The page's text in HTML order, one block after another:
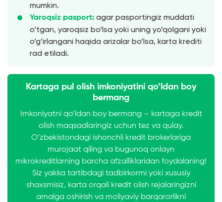
mumkin.
Yaroqsiz pasport: agar pasportingiz muddati
o‘tgan, yaroqsiz bo‘lsa yoki uning yo‘qolgani yoki
o‘g‘irlangani haqida arizalar bo‘lsa, karta krediti
rad etiladi.
Kartaga pul olish imkoniyatini qo‘ldan boy
bermang
Imkoniyatni qo‘ldan boy bermang – kartaga kredit
olish maqsadlaringiz uchun tez va qulay.
O‘zbekistondagi ishonchli kredit brokerlariga
murojaat qiling va bugunoq onlayn
mikrokreditlarning barcha afzalliklaridan foydalaning!
Siz yakka tartibdagi tadbirkormi yoki xususiy
shaxsmisiz, karta orqali kredit olish rejalaringizni
amalga oshirish va moliyaviy barqarorlikni